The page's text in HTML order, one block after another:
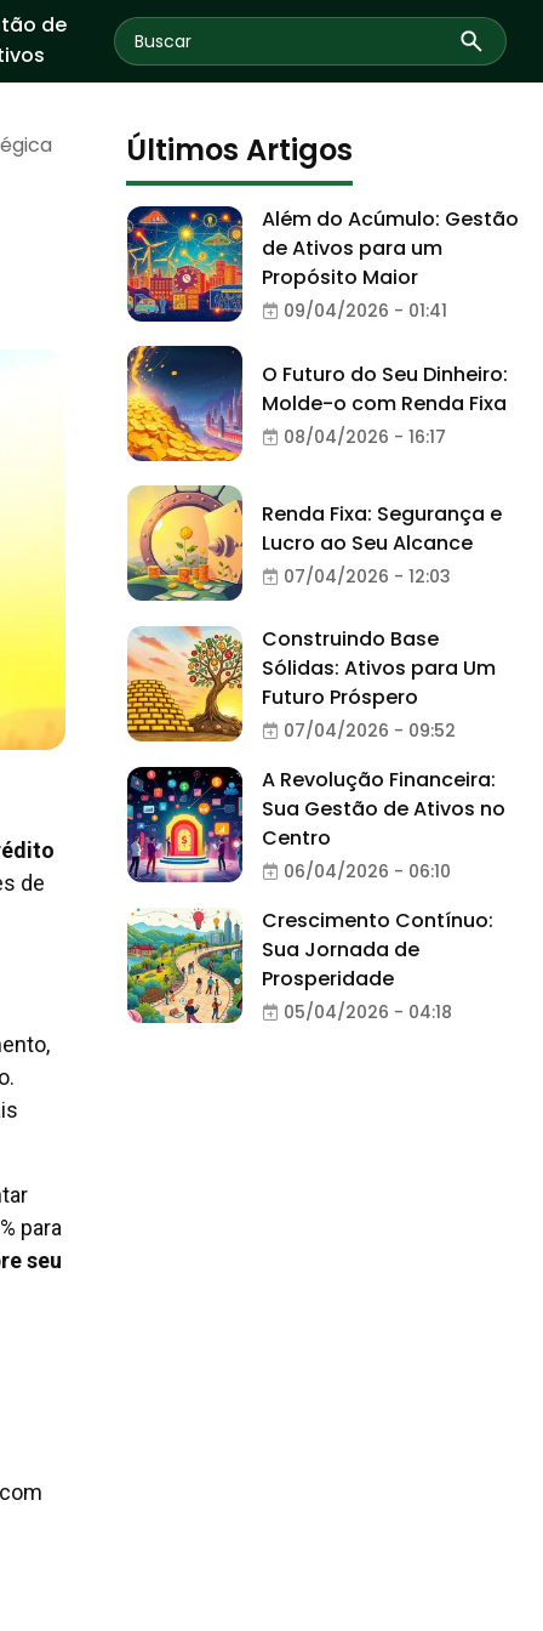
de
de
para
seu
Últimos Artigos
Além do Acúmulo: Gestão
de Ativos para um
Propósito Maior
09/04/2026 - 01:41
O Futuro do Seu Dinheiro:
Molde-o com Renda Fixa
08/04/2026 - 16:17
Renda Fixa: Segurança e
Lucro ao Seu Alcance
07/04/2026 - 12:03
Construindo Base
Sólidas: Ativos para Um
Futuro Próspero
07/04/2026 - 09:52
A Revolução Financeira:
Sua Gestão de Ativos no
Centro
06/04/2026 - 06:10
Crescimento Contínuo:
Sua Jornada de
Prosperidade
05/04/2026 - 04:18